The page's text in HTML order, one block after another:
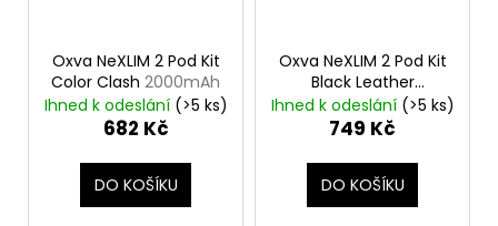
Oxva NeXLIM 2 Pod Kit
Color Clash 2000mAh
Ihned k odeslání (>5 ks)
682 Kč
DO KOŠÍKU
Oxva NeXLIM 2 Pod Kit
Black Leather
2000mAh
Ihned k odeslání (>5 ks)
749 Kč
DO KOŠÍKU